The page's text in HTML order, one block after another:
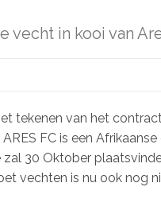
in kooi van
tekenen van het
ARES FC is een
30 Oktober
vechten is nu ook nog